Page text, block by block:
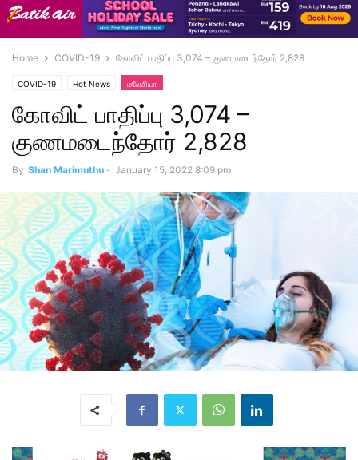
Home COVID-19 கோவிட் பாதிப்பு 3,074 – குணமடைந்தோர் 2,828
COVID-19 Hot News மலேசியா
கோவிட் பாதிப்பு 3,074 –
குணமடைந்தோர் 2,828
By Shan Marimuthu - January 15, 2022 8:09 pm